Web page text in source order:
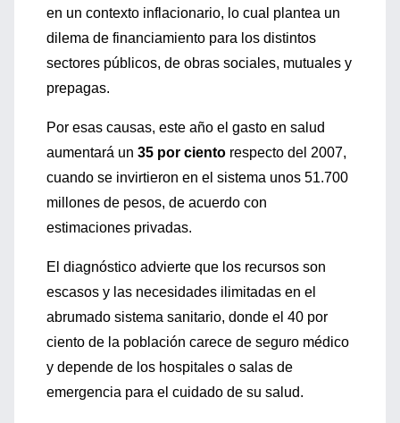
en un contexto inflacionario, lo cual plantea un
dilema de financiamiento para los distintos
sectores públicos, de obras sociales, mutuales y
prepagas.
Por esas causas, este año el gasto en salud
aumentará un 35 por ciento respecto del 2007,
cuando se invirtieron en el sistema unos 51.700
millones de pesos, de acuerdo con
estimaciones privadas.
El diagnóstico advierte que los recursos son
escasos y las necesidades ilimitadas en el
abrumado sistema sanitario, donde el 40 por
ciento de la población carece de seguro médico
y depende de los hospitales o salas de
emergencia para el cuidado de su salud.